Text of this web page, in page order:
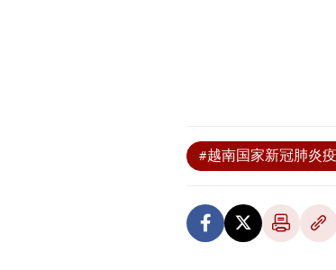
#越南国家新冠肺炎